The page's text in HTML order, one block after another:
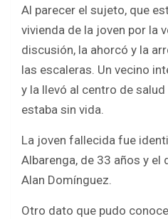
Al parecer el sujeto, que
vivienda de la joven por la
discusión, la ahorcó y la
las escaleras. Un vecino
y la llevó al centro de
estaba sin vida.
La joven fallecida fue
Albarenga, de 33 años y el
Alan Domínguez.
Otro dato que pudo